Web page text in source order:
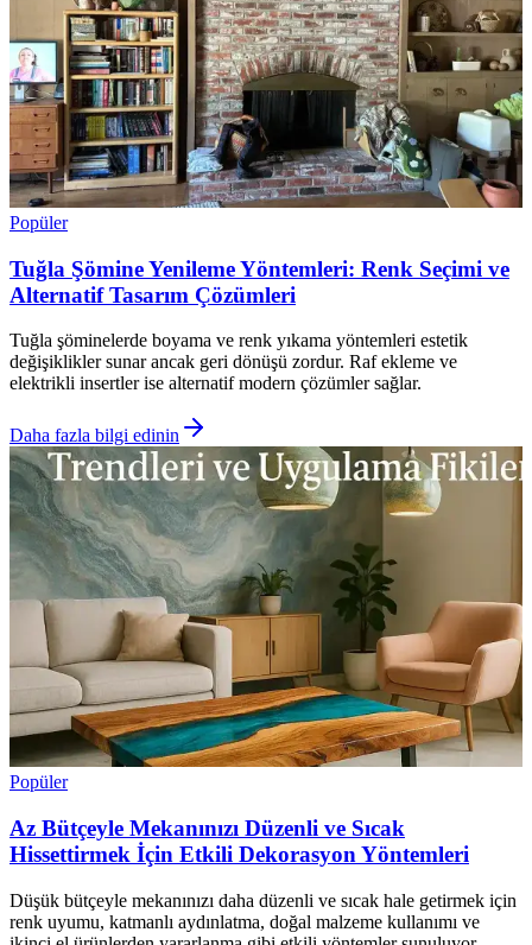
Popüler
Tuğla Şömine Yenileme Yöntemleri: Renk Seçimi ve
Alternatif Tasarım Çözümleri
Tuğla şöminelerde boyama ve renk yıkama yöntemleri estetik
değişiklikler sunar ancak geri dönüşü zordur. Raf ekleme ve
elektrikli insertler ise alternatif modern çözümler sağlar.
Daha fazla bilgi edinin
Popüler
Az Bütçeyle Mekanınızı Düzenli ve Sıcak
Hissettirmek İçin Etkili Dekorasyon Yöntemleri
Düşük bütçeyle mekanınızı daha düzenli ve sıcak hale getirmek için
renk uyumu, katmanlı aydınlatma, doğal malzeme kullanımı ve